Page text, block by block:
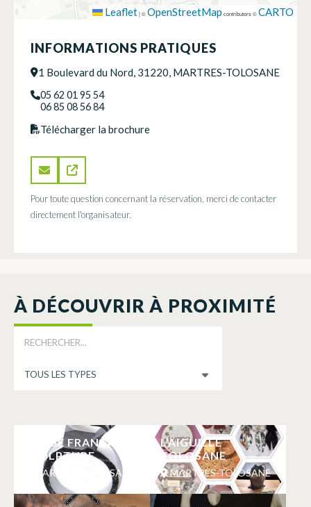
Leaflet|©OpenStreetMap contributors ©CARTO
INFORMATIONS PRATIQUES
1 Boulevard du Nord, 31220, MARTRES-TOLOSANE
05 62 01 95 54
06 85 08 56 84
Télécharger la brochure
Pour toute question concernant la réservation, merci de contacter
directement l'organisateur.
À DÉCOUVRIR À PROXIMITÉ
MASSE FRANCK
SCULPTURE
MARTRES-TOLOSANE
L’AIGUILLE
TOLOSANE
MARTRES-TOLOSANE